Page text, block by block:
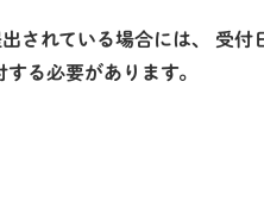
されている場合には、 受
る必要があります。